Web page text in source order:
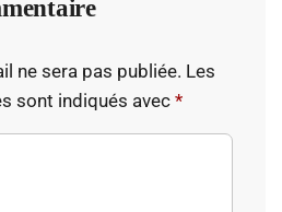
ne sera pas publiée. Les
sont indiqués avec *